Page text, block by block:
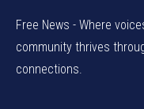
Free News - Where
community thrives
connections.